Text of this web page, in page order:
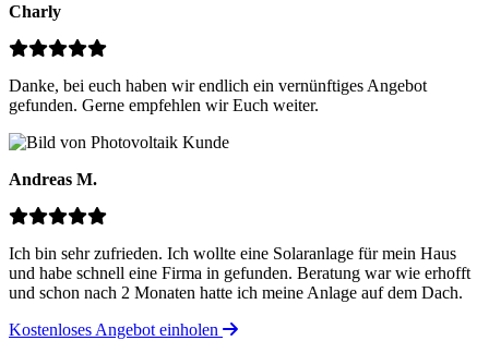
Charly
Danke, bei euch haben wir endlich ein vernünftiges Angebot
gefunden. Gerne empfehlen wir Euch weiter.
Andreas M.
Ich bin sehr zufrieden. Ich wollte eine Solaranlage für mein Haus
und habe schnell eine Firma in gefunden. Beratung war wie erhofft
und schon nach 2 Monaten hatte ich meine Anlage auf dem Dach.
Kostenloses Angebot einholen